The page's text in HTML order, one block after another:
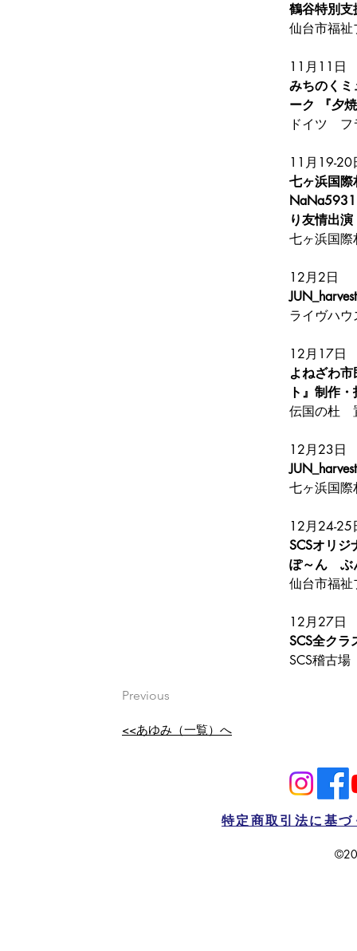
鶴谷特別
仙台市福
11月11日
みちのく
ーク 『夕
ドイツ　
11月19-20
七ヶ浜国
NaNa5931
り友情出演
七ヶ浜国際
12月2日
ライヴハウ
12月17日
よねざわ
ト』制作
伝国の杜
12月23日
七ヶ浜国
12月24-25
SCSオリ
ぽ～ん　
仙台市福
12月27日
SCS全クラ
SCS稽古場
Previous
<<あゆみ（一覧）へ
特定商取引法に基